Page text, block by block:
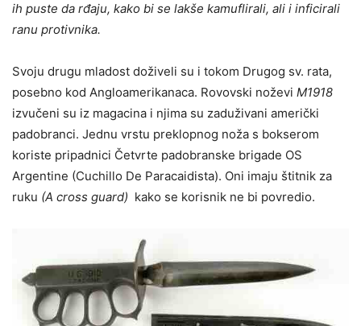
ih puste da rđaju, kako bi se lakše kamuflirali, ali i inficirali
ranu protivnika.
Svoju drugu mladost doživeli su i tokom Drugog sv. rata,
posebno kod Angloamerikanaca. Rovovski noževi M1918
izvučeni su iz magacina i njima su zaduživani američki
padobranci. Jednu vrstu preklopnog noža s bokserom
koriste pripadnici Četvrte padobranske brigade OS
Argentine (Cuchillo De Paracaidista). Oni imaju štitnik za
ruku (A cross guard) kako se korisnik ne bi povredio.